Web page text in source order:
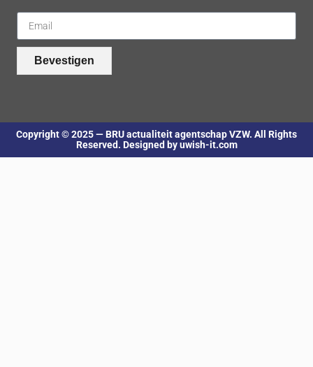
Bevestigen
Copyright © 2025 — BRU actualiteit agentschap VZW. All Rights
Reserved. Designed by uwish-it.com